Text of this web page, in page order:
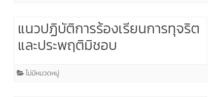
แนวปฏิบัติการร้องเรียนการทุจริต
และประพฤติมิชอบ
ไม่มีหมวดหมู่